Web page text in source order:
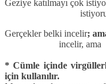
Geziye katılmayı çok
istiyorum,
Gerçekler belki incelir;
incelir, ama
* Cümle içinde
için kullanılır.